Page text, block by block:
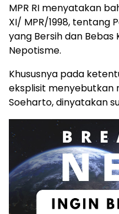
MPR RI menyatakan
XI/ MPR/1998, tentang
yang Bersih dan Bebas
Nepotisme.
Khususnya pada
eksplisit menyebutkan
Soeharto, dinyatakan